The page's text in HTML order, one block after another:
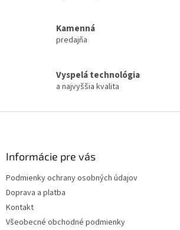
ý
p
Kamenná
predajňa
Vyspelá technológia
a najvyššia kvalita
Informácie pre vás
Podmienky ochrany osobných údajov
Doprava a platba
Kontakt
Všeobecné obchodné podmienky